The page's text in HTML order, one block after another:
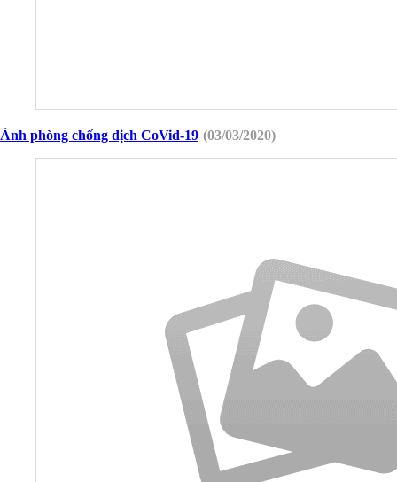
Ảnh phòng chống dịch CoVid-19 (03/03/2020)